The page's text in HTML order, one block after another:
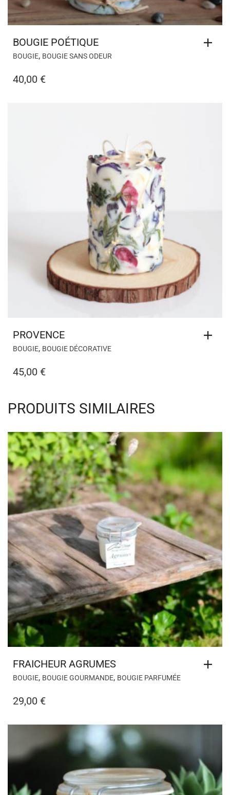
BOUGIE POÉTIQUE
BOUGIE, BOUGIE SANS ODEUR
40,00 €
PROVENCE
BOUGIE, BOUGIE DÉCORATIVE
45,00 €
PRODUITS SIMILAIRES
FRAICHEUR AGRUMES
BOUGIE, BOUGIE GOURMANDE, BOUGIE PARFUMÉE
29,00 €